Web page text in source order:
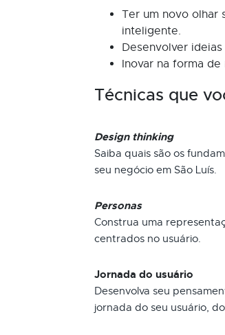
Ter um novo olhar
inteligente.
Desenvolver
Inovar na forma
Técnicas que
Design thinking
Saiba quais são os
seu negócio em São Luís.
Personas
Construa uma
centrados no usuário.
Jornada do usuário
Desenvolva seu
jornada do seu usuário,